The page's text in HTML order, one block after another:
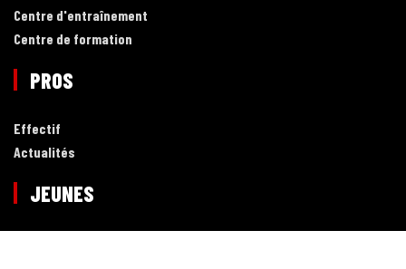
Centre d'entraînement
Centre de formation
PROS
Effectif
Actualités
JEUNES